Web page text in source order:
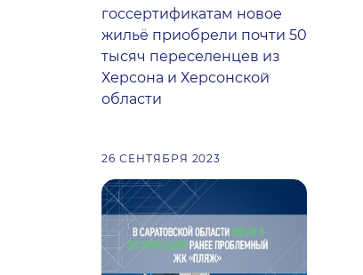
госсертификатам новое
жильё приобрели почти 50
тысяч переселенцев из
Херсона и Херсонской
области
26 СЕНТЯБРЯ 2023